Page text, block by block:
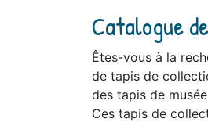
Catalogue
Êtes-vous à la
de tapis de
des tapis de
Ces tapis de